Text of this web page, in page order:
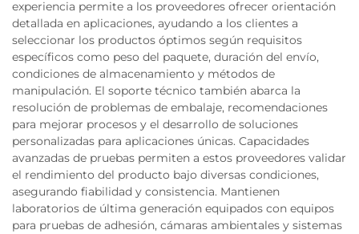
experiencia permite a los proveedores ofrecer orientación
detallada en aplicaciones, ayudando a los clientes a
seleccionar los productos óptimos según requisitos
específicos como peso del paquete, duración del envío,
condiciones de almacenamiento y métodos de
manipulación. El soporte técnico también abarca la
resolución de problemas de embalaje, recomendaciones
para mejorar procesos y el desarrollo de soluciones
personalizadas para aplicaciones únicas. Capacidades
avanzadas de pruebas permiten a estos proveedores validar
el rendimiento del producto bajo diversas condiciones,
asegurando fiabilidad y consistencia. Mantienen
laboratorios de última generación equipados con equipos
para pruebas de adhesión, cámaras ambientales y sistemas